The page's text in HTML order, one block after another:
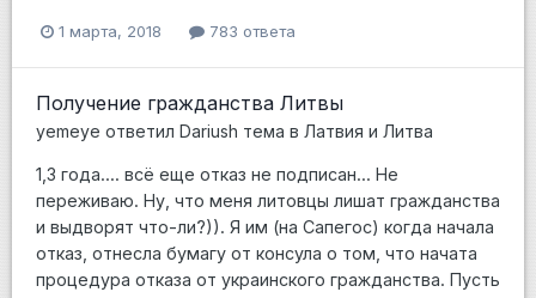
1 марта, 2018 783 ответа
Получение гражданства Литвы
yemeye ответил Dariush тема в Латвия и Литва
1,3 года.... всё еще отказ не подписан... Не
переживаю. Ну, что меня литовцы лишат гражданства
и выдворят что-ли?)). Я им (на Сапегос) когда начала
отказ, отнесла бумагу от консула о том, что начата
процедура отказа от украинского гражданства. Пусть